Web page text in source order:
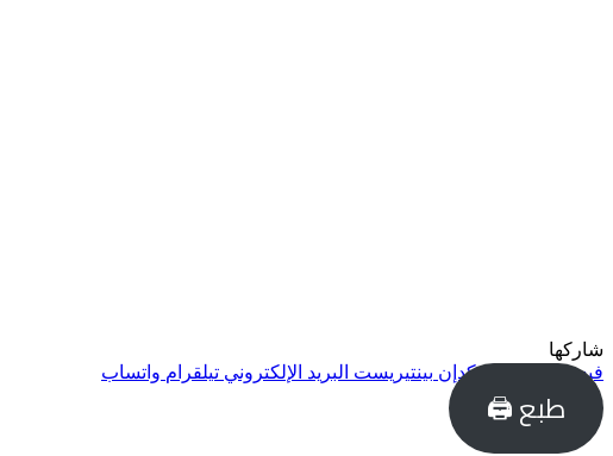
شاركها
فيسبوك
لينكدإن بينتيريست البريد الإلكتروني تيلقرام واتساب
طبع 🖨